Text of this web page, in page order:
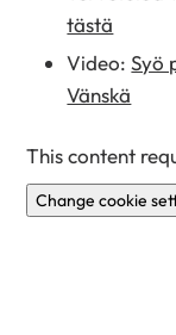
tästä
Video:Syö
Vänskä
This content
Change cookie